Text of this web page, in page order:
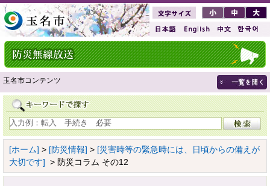
玉名市コンテンツ
[ホーム] > [防災情報] > [災害時等の緊急時には、日頃からの備えが
大切です] > 防災コラム その12